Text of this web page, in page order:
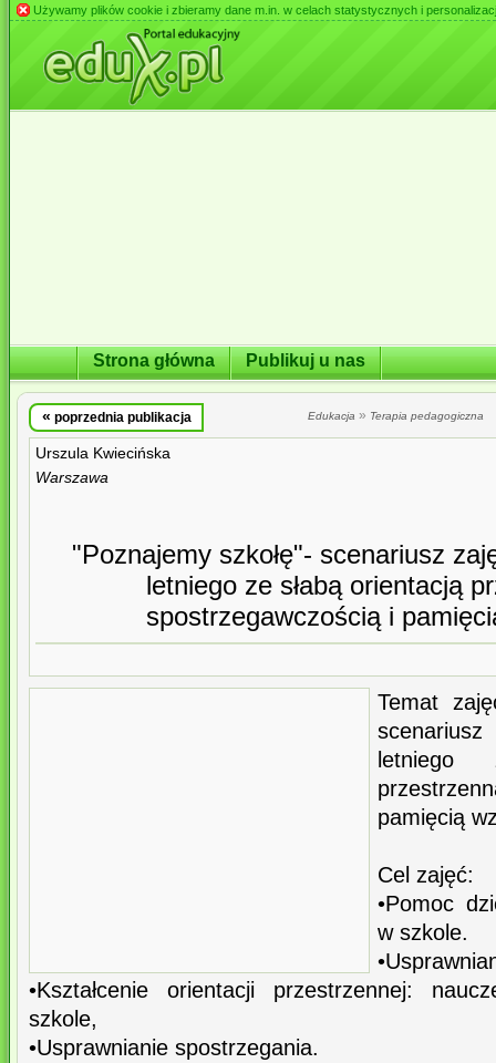
Używamy plików cookie i zbieramy dane m.in. w celach statystycznych i
Strona główna Publikuj u nas
« poprzednia publikacja Edukacja » Terapia pedagogiczna
Urszula Kwiecińska
Warszawa
"Poznajemy szkołę"- scenariusz
letniego ze słabą orientacją
spostrzegawczością i
Temat
letniego
pamięcią
Cel zajęć:
•Pomoc
w szkole.
•Kształcenie orientacji przestrzennej:
szkole,
•Usprawnianie spostrzegania.